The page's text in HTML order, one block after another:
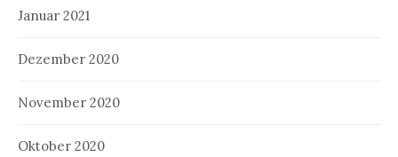
Januar 2021
Dezember 2020
November 2020
Oktober 2020